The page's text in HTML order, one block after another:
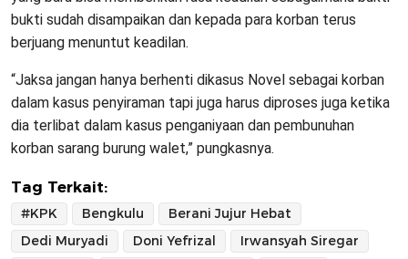
bukti sudah disampaikan dan kepada para korban terus
berjuang menuntut keadilan.
“Jaksa jangan hanya berhenti dikasus Novel sebagai korban
dalam kasus penyiraman tapi juga harus diproses juga ketika
dia terlibat dalam kasus penganiyaan dan pembunuhan
korban sarang burung walet,” pungkasnya.
Tag Terkait:
#KPK Bengkulu
Berani Jujur Hebat
Dedi Muryadi
Doni Yefrizal
Irwansyah Siregar